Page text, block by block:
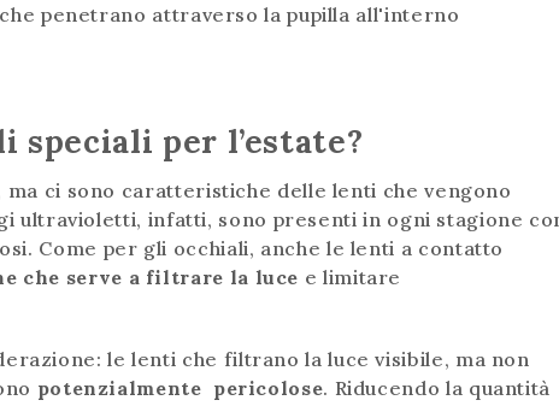
penetrano attraverso la pupilla all'interno
speciali per l’estate?
ma ci sono caratteristiche delle lenti che vengono
ultravioletti, infatti, sono presenti in ogni stagione
Come per gli occhiali, anche le lenti a contatto
che serve a filtrare la luce e limitare
le lenti che filtrano la luce visibile, ma non
potenzialmente pericolose. Riducendo la quantità